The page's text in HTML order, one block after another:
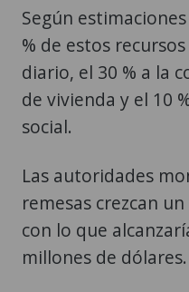
Según
% de estos
diario, el 30 % a la
de vivienda y el 10
social.
Las autoridades
remesas crezcan
con lo que
millones de dólares.